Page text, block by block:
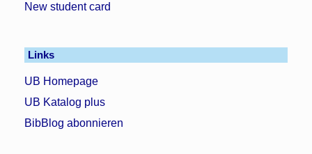
New student card
Links
UB Homepage
UB Katalog plus
BibBlog abonnieren